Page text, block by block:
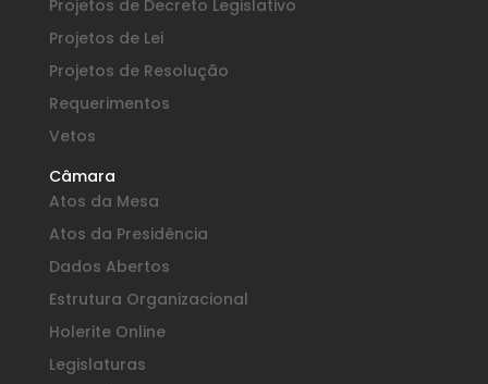
Projetos de Decreto Legislativo
Projetos de Lei
Projetos de Resolução
Requerimentos
Vetos
Câmara
Atos da Mesa
Atos da Presidência
Dados Abertos
Estrutura Organizacional
Holerite Online
Legislaturas